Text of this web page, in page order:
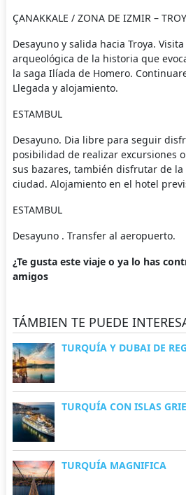
ÇANAKKALE / ZONA DE IZMIR –
Desayuno y salida hacia Troya.
arqueológica de la historia que
la saga Ilíada de Homero.
Llegada y alojamiento.
ESTAMBUL
Desayuno. Dia libre para seguir
posibilidad de realizar excursiones
sus bazares, también disfrutar de
ciudad. Alojamiento en el hotel
ESTAMBUL
Desayuno . Transfer al aeropuerto.
¿Te gusta este viaje o ya lo has
amigos
TÁMBIEN TE PUEDE
TURQUÍA Y DUBAI DE
TURQUÍA CON ISLAS
TURQUÍA MAGNIFICA